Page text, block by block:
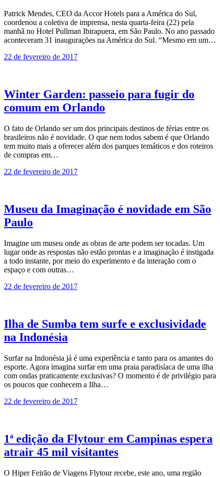
Patrick Mendes, CEO da Accor Hotels para a América do Sul,
coordenou a coletiva de imprensa, nesta quarta-feira (22) pela
manhã no Hotel Pullman Ibirapuera, em São Paulo. No ano passado
aconteceram 31 inaugurações na América do Sul. “Mesmo em um…
22 de fevereiro de 2017
Winter Garden: passeio para fugir do
comum em Orlando
O fato de Orlando ser um dos principais destinos de férias entre os
brasileiros não é novidade. O que nem todos sabem é que Orlando
tem muito mais a oferecer além dos parques temáticos e dos roteiros
de compras em…
22 de fevereiro de 2017
Museu da Imaginação é novidade em São
Paulo
Imagine um museu onde as obras de arte podem ser tocadas. Um
lugar onde as respostas não estão prontas e a imaginação é instigada
a todo instante, por meio do experimento e da interação com o
espaço e com outras…
22 de fevereiro de 2017
Ilha de Sumba tem surfe e exclusividade
na Indonésia
Surfar na Indonésia já é uma experiência e tanto para os amantes do
esporte. Agora imagina surfar em uma praia paradisíaca de uma ilha
com ondas praticamente exclusivas? O momento é de privilégio para
os poucos que conhecem a Ilha…
22 de fevereiro de 2017
1ª edição da Flytour em Campinas espera
atrair 45 mil visitantes
O Hiper Feirão de Viagens Flytour recebe, este ano, uma região